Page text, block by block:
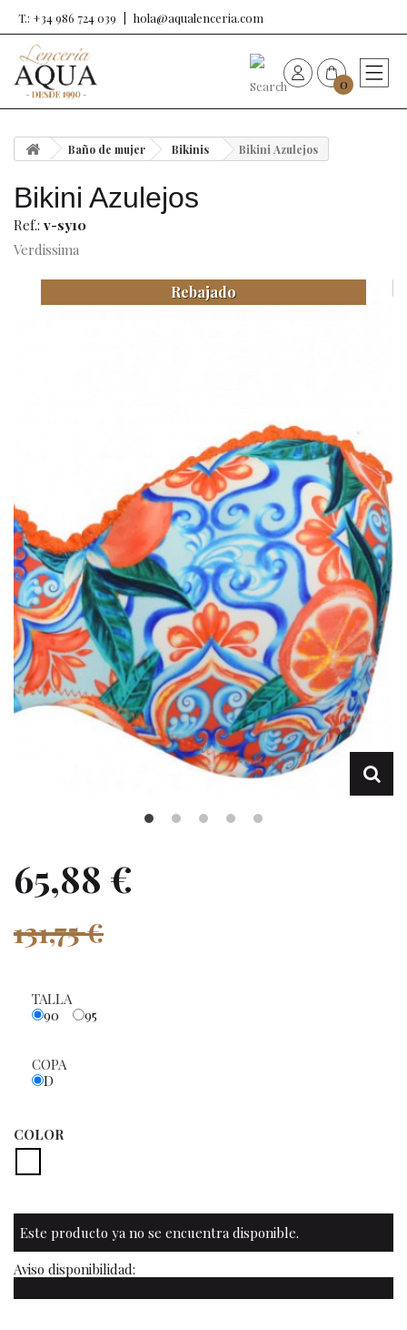
T.: +34 986 724 039 hola@aqualenceria.com
0
Sujetadores
Prendas moldeadoras
Hombre
Ortopedia
Outlet
Baño de mujer Bikinis Bikini Azulejos
Bikini Azulejos
Ref.: v-sy10
Verdissima
Rebajado
65,88 €
131,75 €
TALLA
90
95
COPA
D
COLOR
Este producto ya no se encuentra disponible.
Aviso disponibilidad: